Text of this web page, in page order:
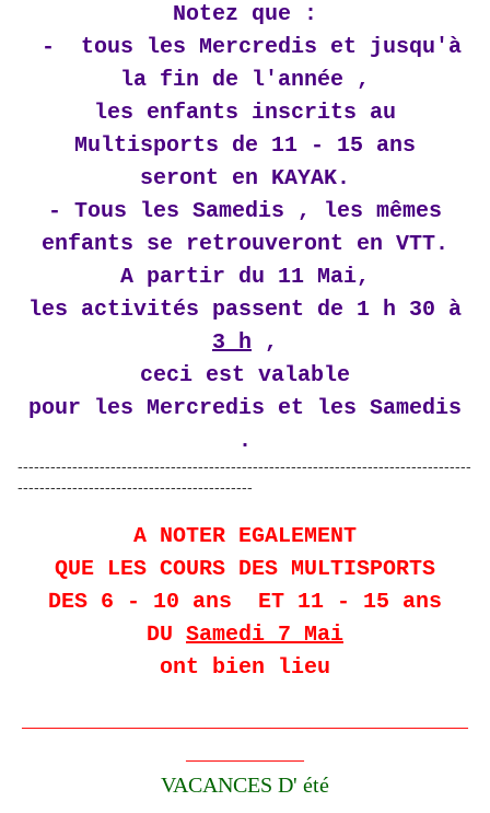
Notez que :
- tous les Mercredis et jusqu'à
la fin de l'année ,
les enfants inscrits au
Multisports de 11 - 15 ans
seront en KAYAK.
- Tous les Samedis , les mêmes
enfants se retrouveront en VTT.
A partir du 11 Mai,
les activités passent de 1 h 30 à
3 h ,
ceci est valable
pour les Mercredis et les Samedis
.
-----------------------------------------------------------------------------------
-------------------------------------------
A NOTER EGALEMENT
QUE LES COURS DES MULTISPORTS
DES 6 - 10 ans ET 11 - 15 ans
DU Samedi 7 Mai
ont bien lieu
VACANCES D' été